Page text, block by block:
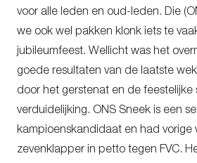
voor alle leden en oud-leden. Die
we ook wel pakken klonk iets te
jubileumfeest. Wellicht was het
goede resultaten van de laatste
door het gerstenat en de feestelijke
verduidelijking. ONS Sneek is een
kampioenskandidaat en had vorige
zevenklapper in petto tegen FVC.